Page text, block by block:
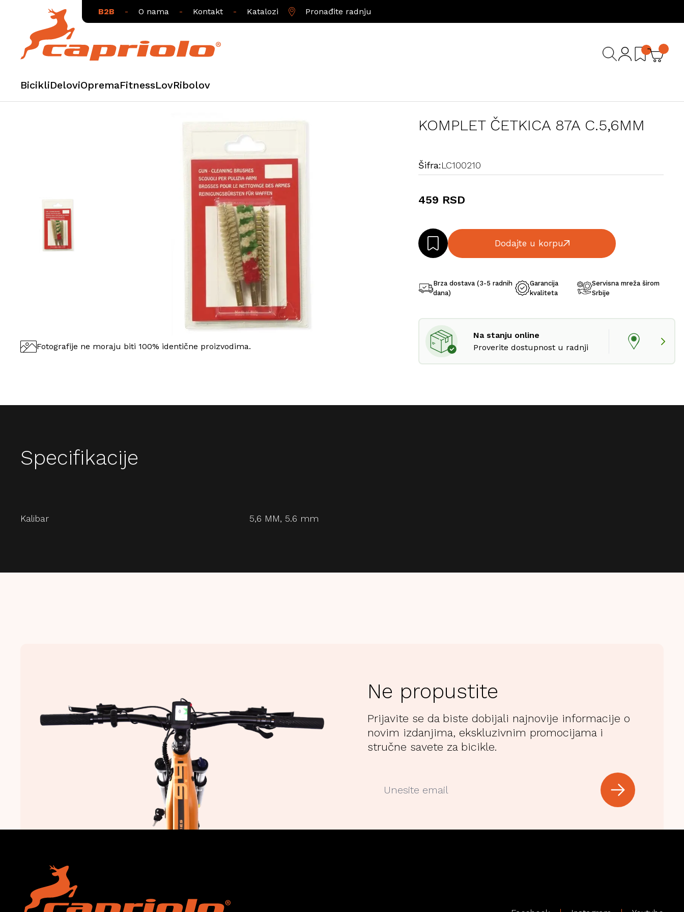
B2B - O nama - Kontakt - Katalozi Pronađite radnju
BicikliDeloviOpremaFitnessLovRibolov
Fotografije ne moraju biti 100% identične proizvodima.
KOMPLET ČETKICA 87A C.5,6MM
Šifra:LC100210
459 RSD
Dodajte u korpu
Brza dostava (3-5 radnih
dana)
Garancija
kvaliteta
Servisna mreža širom
Srbije
Na stanju online
Proverite dostupnost u radnji
Specifikacije
Kalibar 5,6 MM, 5.6 mm
Ne propustite
Prijavite se da biste dobijali najnovije informacije o
novim izdanjima, ekskluzivnim promocijama i
stručne savete za bicikle.